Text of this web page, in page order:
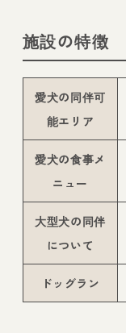
施設の特徴
愛犬の同伴可
能エリア
愛犬の食事メ
ニュー
大型犬の同伴
について
ドッグラン